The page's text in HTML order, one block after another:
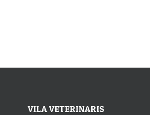
VILA VETERINARIS